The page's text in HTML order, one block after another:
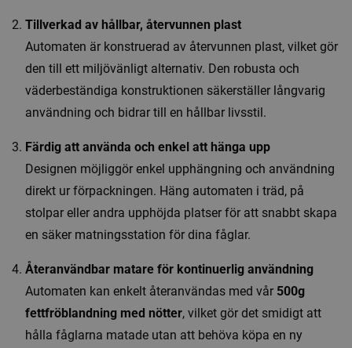
Tillverkad av hållbar, återvunnen plast
Automaten är konstruerad av återvunnen plast, vilket gör
den till ett miljövänligt alternativ. Den robusta och
väderbeständiga konstruktionen säkerställer långvarig
användning och bidrar till en hållbar livsstil.
Färdig att använda och enkel att hänga upp
Designen möjliggör enkel upphängning och användning
direkt ur förpackningen. Häng automaten i träd, på
stolpar eller andra upphöjda platser för att snabbt skapa
en säker matningsstation för dina fåglar.
Återanvändbar matare för kontinuerlig användning
Automaten kan enkelt återanvändas med vår 500g
fettfröblandning med nötter, vilket gör det smidigt att
hålla fåglarna matade utan att behöva köpa en ny